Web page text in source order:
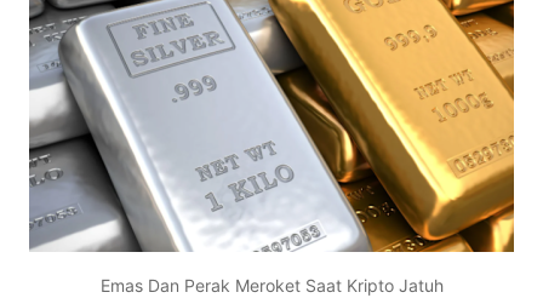
Emas Dan Perak Meroket Saat Kripto Jatuh